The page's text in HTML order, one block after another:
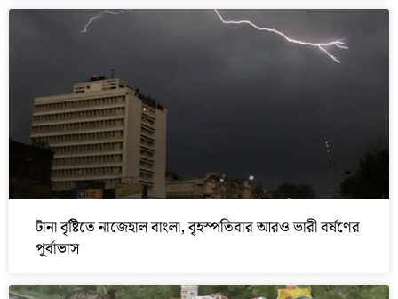
টানা বৃষ্টিতে নাজেহাল বাংলা, বৃহস্পতিবার আরও ভারী বর্ষণের
পূর্বাভাস